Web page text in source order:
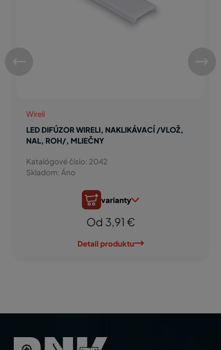
Wireli
LED DIFÚZOR WIRELI, NAKLIKÁVACÍ /VLOŽ,
NAL, ROH/, MLIEČNY
Katalógové číslo: 2042
Skladom: Áno
varianty
Od 3,91 €
Detail produktu